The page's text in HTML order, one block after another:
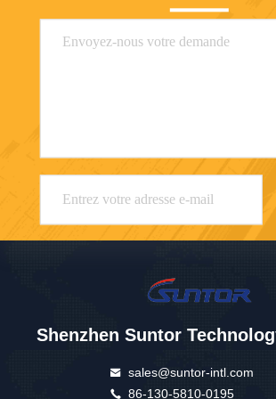
Shenzhen Suntor
sales@suntor-intl.com
86-130-5810-0195